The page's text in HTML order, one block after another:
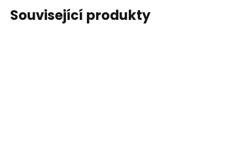
Související produkty